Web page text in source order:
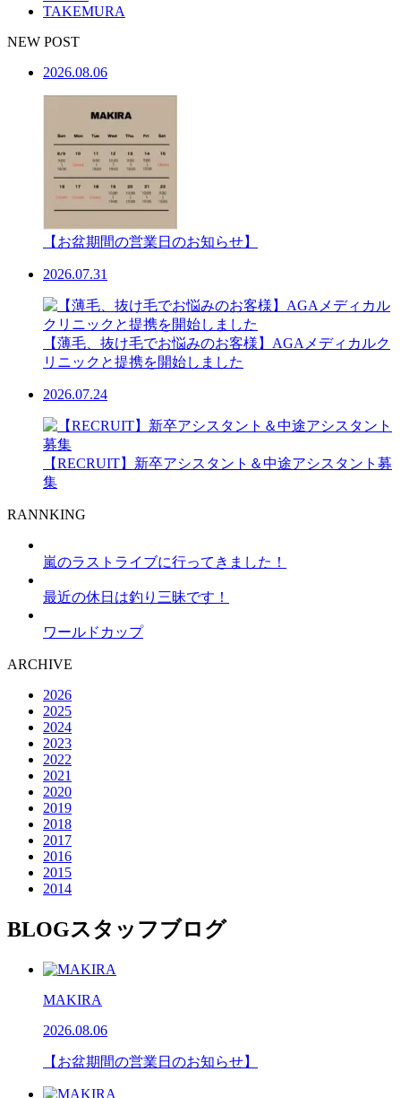
TAKEMURA
NEW POST
2026.08.06
【お盆期間の営業日のお知らせ】
2026.07.31
【薄毛、抜け毛でお悩みのお客様】AGAメディカルク
リニックと提携を開始しました
2026.07.24
【RECRUIT】新卒アシスタント＆中途アシスタント募
集
RANNKING
嵐のラストライブに行ってきました！
最近の休日は釣り三昧です！
ワールドカップ
ARCHIVE
2026
2025
2024
2023
2022
2021
2020
2019
2018
2017
2016
2015
2014
BLOGスタッフブログ
MAKIRA
2026.08.06
【お盆期間の営業日のお知らせ】